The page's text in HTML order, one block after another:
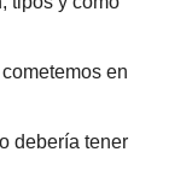
en
debería tener